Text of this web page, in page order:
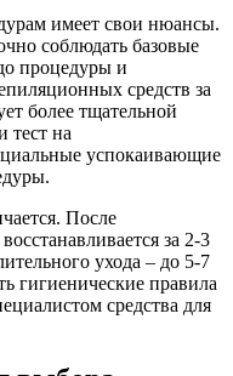
имеет свои нюансы.
соблюдать базовые
процедуры и
средств за
более тщательной
тест на
успокаивающие
После
за 2-3
ухода – до 5-7
гигиенические правила
средства для